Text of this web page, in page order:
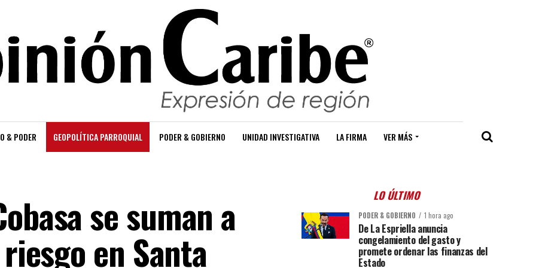
& PODER GEOPOLÍTICA PARROQUIAL PODER & GOBIERNO UNIDAD INVESTIGATIVA LA FIRMA VER MÁS
se suman a
en Santa
LO ÚLTIMO
PODER & GOBIERNO 1 hora ago
De La Espriella anuncia
congelamiento del gasto y
promete ordenar las finanzas del
Estado